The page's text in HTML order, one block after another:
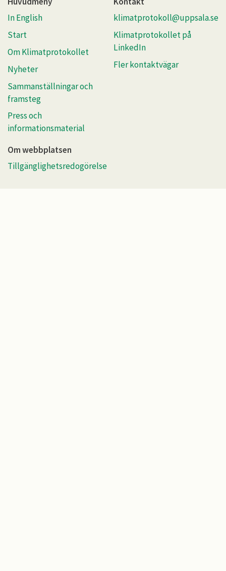
In English
Start
Om Klimatprotokollet
Nyheter
Sammanställningar och
framsteg
Press och
informationsmaterial
klimatprotokoll@uppsala.se
Klimatprotokollet på
LinkedIn
Fler kontaktvägar
Om webbplatsen
Tillgänglighetsredogörelse